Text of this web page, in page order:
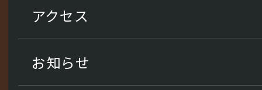
アクセス
お知らせ